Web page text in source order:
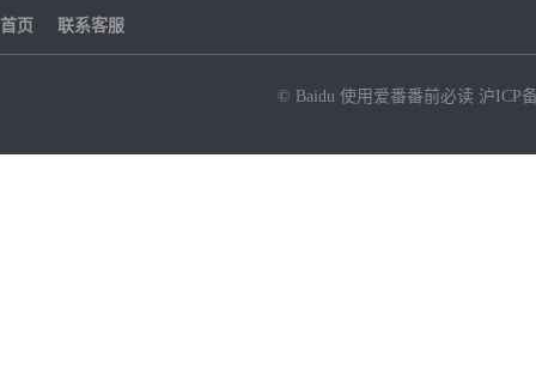
首页 联系客服
© Baidu 使用爱番番前必读 沪ICP